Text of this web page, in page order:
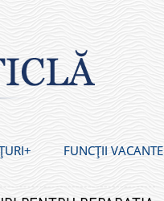
FUNCȚII VACANTE